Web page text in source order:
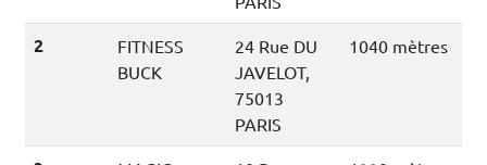
2
FITNESS
BUCK
24 Rue DU
JAVELOT,
75013
PARIS
1040 mètres